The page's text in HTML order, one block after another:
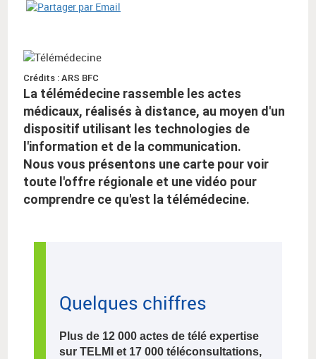
Crédits : ARS BFC
La télémédecine rassemble les actes
médicaux, réalisés à distance, au moyen d'un
dispositif utilisant les technologies de
l'information et de la communication.
Nous vous présentons une carte pour voir
toute l'offre régionale et une vidéo pour
comprendre ce qu'est la télémédecine.
Quelques chiffres
Plus de 12 000 actes de télé expertise
sur TELMI et 17 000 téléconsultations,